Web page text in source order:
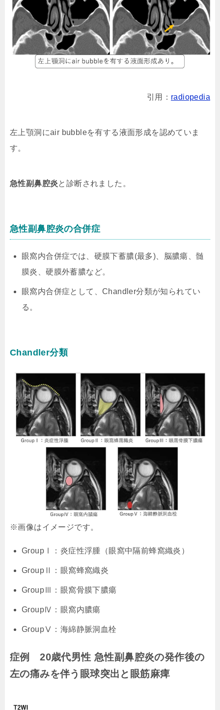
引用： radiopedia
左上顎洞にair bubbleを有する液面形成を認めていま
す。
急性副鼻腔炎と診断されました。
急性副鼻腔炎の合併症
眼窩内合併症では、硬膜下蓄膿(最多)、脳膿瘍、髄
膜炎、硬膜外蓄膿など。
眼窩内合併症として、Chandler分類が知られてい
る。
Chandler分類
※画像はイメージです。
GroupⅠ：炎症性浮腫（眼窩中隔前蜂窩織炎）
GroupⅡ：眼窩蜂窩織炎
GroupⅢ：眼窩骨膜下膿瘍
GroupⅣ：眼窩内膿瘍
GroupⅤ：海綿静脈洞血栓
症例 20歳代男性 急性副鼻腔炎の発作後の
左の痛みを伴う眼球突出と眼筋麻痺